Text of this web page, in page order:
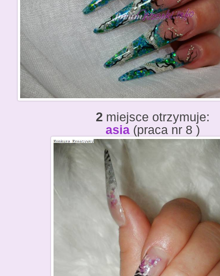
2 miejsce otrzymuje:
asia (praca nr 8 )